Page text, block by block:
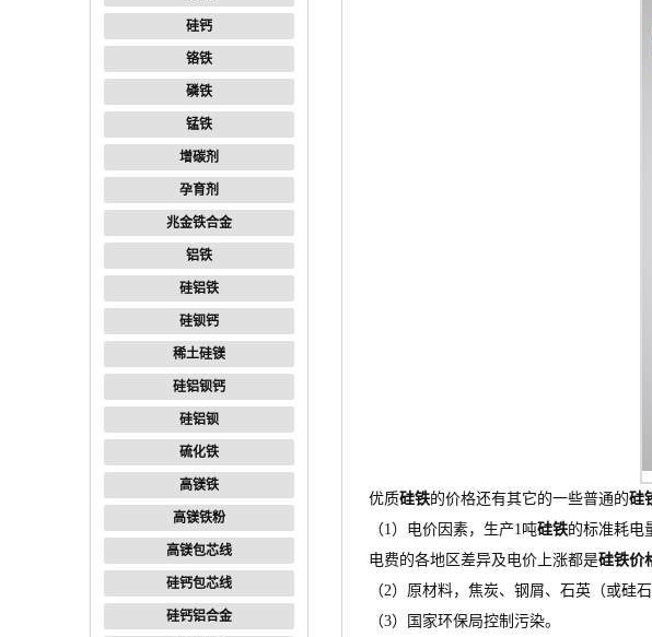
硅钙
铬铁
磷铁
锰铁
增碳剂
孕育剂
兆金铁合金
铝铁
硅铝铁
硅钡钙
稀土硅镁
硅铝钡钙
硅铝钡
硫化铁
高镁铁
高镁铁粉
高镁包芯线
硅钙包芯线
硅钙铝合金
优质硅铁的价格还有其它的一些普通的硅
（1）电价因素，生产1吨硅铁的标准耗电
电费的各地区差异及电价上涨都是硅铁价
（2）原材料，焦炭、钢屑、石英（或硅
（3）国家环保局控制污染。